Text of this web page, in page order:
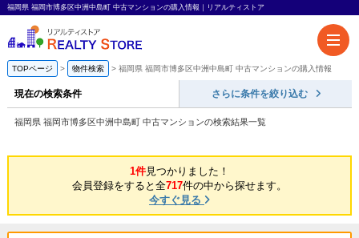
福岡県 福岡市博多区中洲中島町 中古マンションの購入情報｜リアルティストア
TOPページ 物件検索 福岡県 福岡市博多区中洲中島町 中古マンションの購入情報
現在の検索条件 さらに条件を絞り込む
福岡県 福岡市博多区中洲中島町 中古マンションの検索結果一覧
1件見つかりました！
会員登録をすると全717件の中から探せます。
今すぐ見る